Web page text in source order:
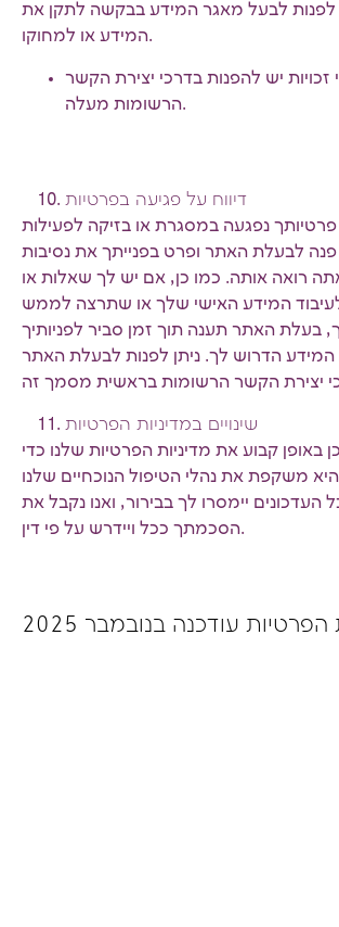
לפנות לבעל מאגר המידע בבקשה לתקן את
המידע או למחוקו.
זכויות יש להפנות בדרכי יצירת הקשר
הרשומות מעלה.
דיווח על פגיעה בפרטיות
נפגעה במסגרת או בזיקה לפעילות
לבעלת האתר ופרט בפנייתך את נסיבות
רואה אותה. כמו כן, אם יש לך שאלות או
המידע האישי שלך או שתרצה לממש
בעלת האתר תענה תוך זמן סביר לפניותיך
הדרוש לך. ניתן לפנות לבעלת האתר
שינויים במדיניות הפרטיות
באופן קבוע את מדיניות הפרטיות שלנו כדי
משקפת את נהלי הטיפול הנוכחיים שלנו
העדכונים יימסרו לך בבירור, ואנו נקבל את
הסכמתך ככל ויידרש על פי דין.
הפרטיות עודכנה בנובמבר 2025